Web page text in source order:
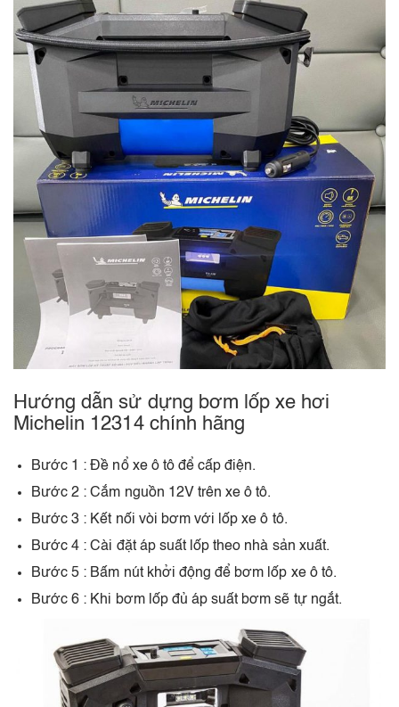
Hướng dẫn sử dựng bơm lốp xe hơi
Michelin 12314 chính hãng
Bước 1 : Đề nổ xe ô tô để cấp điện.
Bước 2 : Cắm nguồn 12V trên xe ô tô.
Bước 3 : Kết nối vòi bơm với lốp xe ô tô.
Bước 4 : Cài đặt áp suất lốp theo nhà sản xuất.
Bước 5 : Bấm nút khởi động để bơm lốp xe ô tô.
Bước 6 : Khi bơm lốp đủ áp suất bơm sẽ tự ngắt.